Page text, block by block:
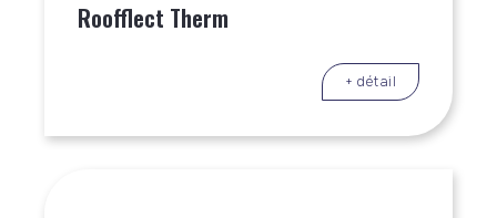
Roofflect Therm
+ détail